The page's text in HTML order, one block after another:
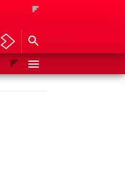
AnteriorSiguiente